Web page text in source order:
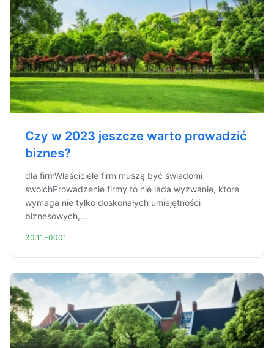
Czy w 2023 jeszcze warto prowadzić
biznes?
dla firmWłaściciele firm muszą być świadomi
swoichProwadzenie firmy to nie lada wyzwanie, które
wymaga nie tylko doskonałych umiejętności
biznesowych,...
30.11.-0001